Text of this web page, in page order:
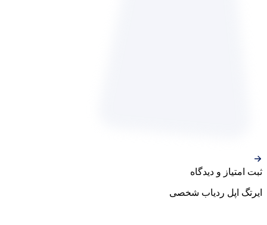
ثبت‌ امتیاز‌ و‌ دیدگاه
ایرتگ اپل ردیاب شخصی